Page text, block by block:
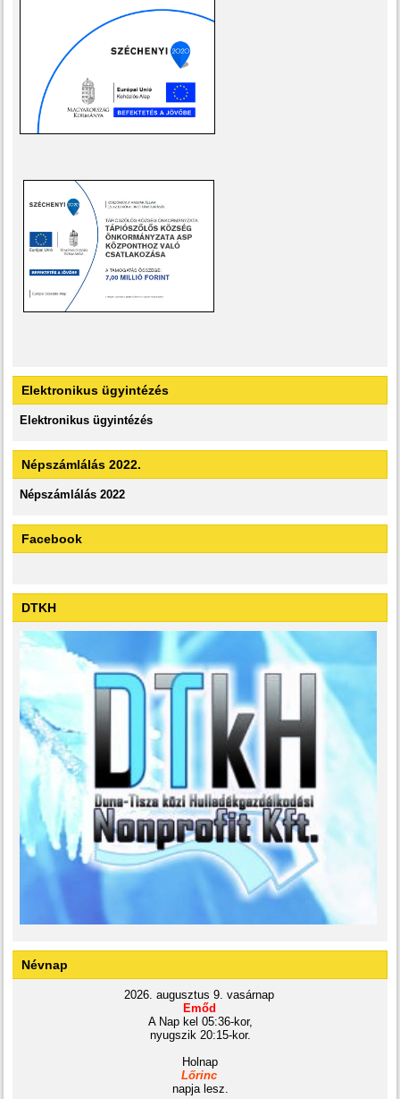
Elektronikus ügyintézés
Elektronikus ügyintézés
Népszámlálás 2022.
Népszámlálás 2022
Facebook
DTKH
Névnap
2026. augusztus 9. vasárnap
Emőd
A Nap kel 05:36-kor,
nyugszik 20:15-kor.
Holnap
Lőrinc
napja lesz.